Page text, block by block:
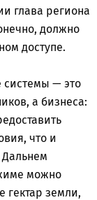
глава региона
должно
доступе.
системы — это
а бизнеса:
что и
можно
гектар земли,